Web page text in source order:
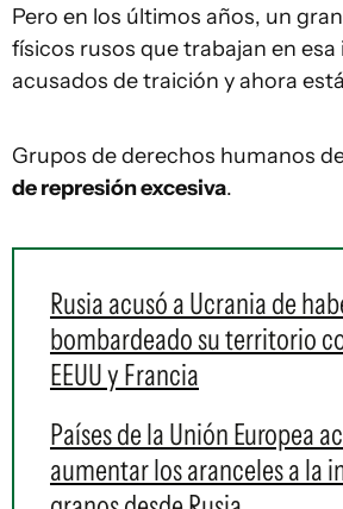
Pero en los últimos años, un
físicos rusos que trabajan en
acusados ​​de traición y ahora
Grupos de derechos humanos
de represión excesiva.
Rusia acusó a Ucrania de
bombardeado su territorio
EEUU y Francia
Países de la Unión Europea
aumentar los aranceles a la